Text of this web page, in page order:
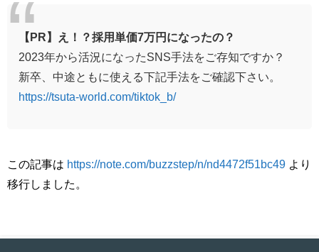
【PR】え！？採用単価7万円になったの？
2023年から活況になったSNS手法をご存知ですか？
新卒、中途ともに使える下記手法をご確認下さい。
https://tsuta-world.com/tiktok_b/
この記事は https://note.com/buzzstep/n/nd4472f51bc49 より
移行しました。